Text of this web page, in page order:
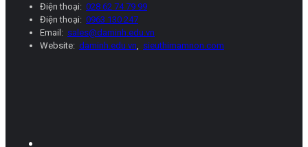
Điện thoại: 028 62 74 79 99
Điện thoại: 0963 130 247
Email: sales@daminh.edu.vn
Website: daminh.edu.vn, sieuthimamnon.com